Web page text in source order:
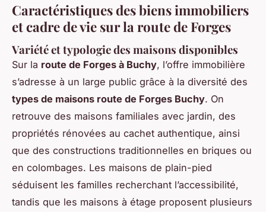
Caractéristiques des biens immobiliers
et cadre de vie sur la route de Forges
Variété et typologie des maisons disponibles
Sur la route de Forges à Buchy, l’offre immobilière
s’adresse à un large public grâce à la diversité des
types de maisons route de Forges Buchy. On
retrouve des maisons familiales avec jardin, des
propriétés rénovées au cachet authentique, ainsi
que des constructions traditionnelles en briques ou
en colombages. Les maisons de plain-pied
séduisent les familles recherchant l’accessibilité,
tandis que les maisons à étage proposent plusieurs